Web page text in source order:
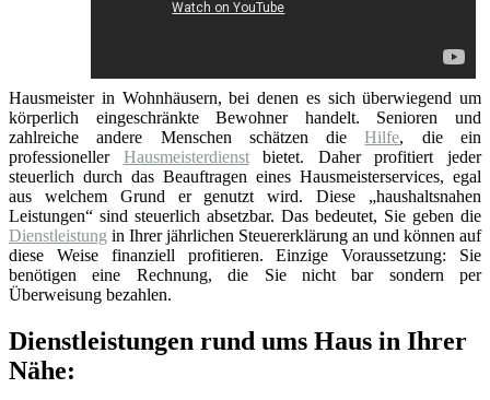
Hausmeister in Wohnhäusern, bei denen es sich überwiegend um
körperlich eingeschränkte Bewohner handelt. Senioren und
zahlreiche andere Menschen schätzen dieHilfe, die ein
professioneller Hausmeisterdienstbietet. Daher profitiert jeder
steuerlich durch das Beauftragen eines Hausmeisterservices, egal
aus welchem Grund er genutzt wird. Diese „haushaltsnahen
Leistungen“ sind steuerlich absetzbar. Das bedeutet, Sie geben die
Dienstleistung in Ihrer jährlichen Steuererklärung an und können auf
diese Weise finanziell profitieren. Einzige Voraussetzung: Sie
benötigen eine Rechnung, die Sie nicht bar sondern per
Überweisung bezahlen.
Dienstleistungen rund ums Haus in Ihrer
Nähe: